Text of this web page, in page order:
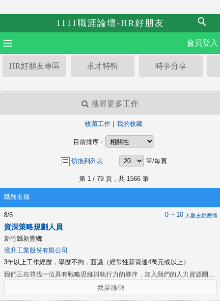
1111職涯論壇-HR好朋友
會員登入
HR好朋友專區 求才特輯 時事分享
搜尋更多工作
收藏工作 ｜ 我的收藏
目前排序：
切換到列表 筆/每頁
第 1/ 79 頁，共 1566 筆
職務名稱
8/6
資深策略規劃人員
新竹縣新豐鄉
億升工業股份有限公司
3年以上工作經歷，學歷不拘，面議（經常性薪資達4萬元或以上）
0 ~ 10 人數主動應徵
我們正在尋找一位具有戰略思維與執行力的夥伴，加入我們的人力資源團
隊，共同推動組織發展與人才成長。 此職位將參與並主導多項核心人資業
務，包含但不限於以下項目： 1. 年度全體員工績效考核與晉升制度規劃與